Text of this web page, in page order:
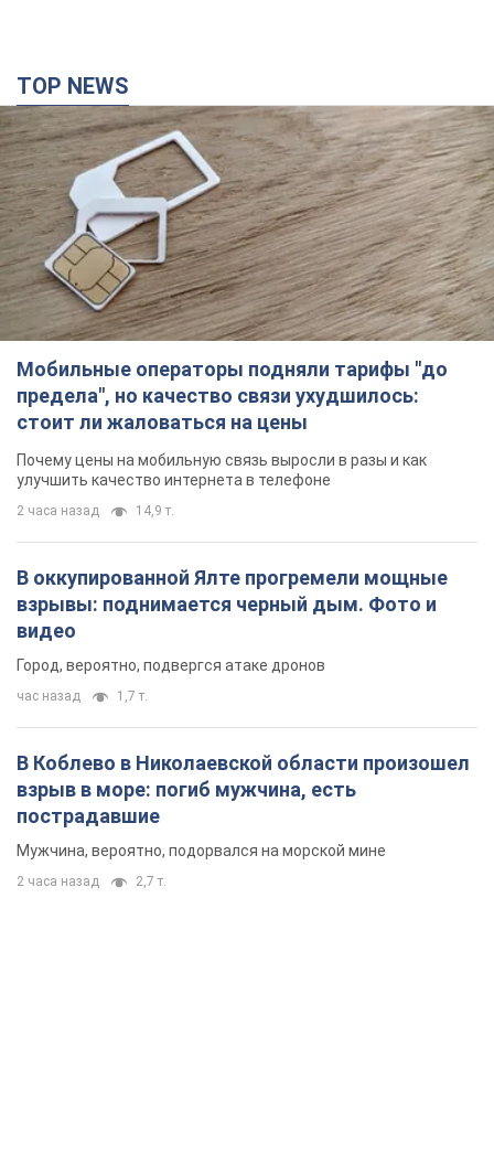
TOP NEWS
Мобильные операторы подняли тарифы "до
предела", но качество связи ухудшилось:
стоит ли жаловаться на цены
Почему цены на мобильную связь выросли в разы и как
улучшить качество интернета в телефоне
2 часа назад 14,9 т.
В оккупированной Ялте прогремели мощные
взрывы: поднимается черный дым. Фото и
видео
Город, вероятно, подвергся атаке дронов
час назад 1,7 т.
В Коблево в Николаевской области произошел
взрыв в море: погиб мужчина, есть
пострадавшие
Мужчина, вероятно, подорвался на морской мине
2 часа назад 2,7 т.